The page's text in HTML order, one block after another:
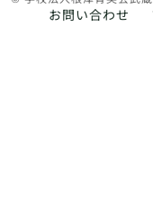
お問い合わせ